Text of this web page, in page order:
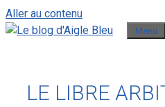
Aller au contenu
Menu
LE LIBRE